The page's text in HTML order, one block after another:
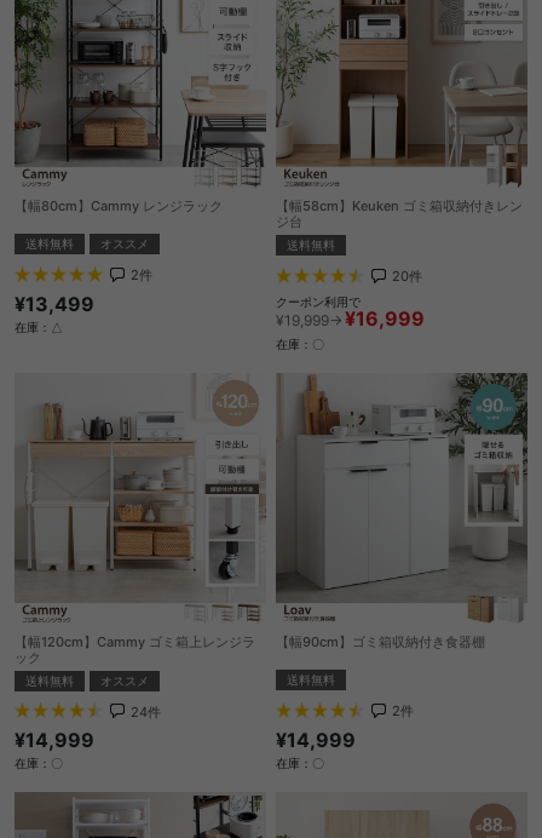
【幅80cm】Cammy レンジラック
送料無料 オススメ
2件
¥13,499
在庫：△
【幅58cm】Keuken ゴミ箱収納付きレン
ジ台
送料無料
20件
クーポン利用で
¥19,999→ ¥16,999
在庫：〇
【幅120cm】Cammy ゴミ箱上レンジラ
ック
送料無料 オススメ
24件
¥14,999
在庫：〇
【幅90cm】ゴミ箱収納付き食器棚
送料無料
2件
¥14,999
在庫：〇